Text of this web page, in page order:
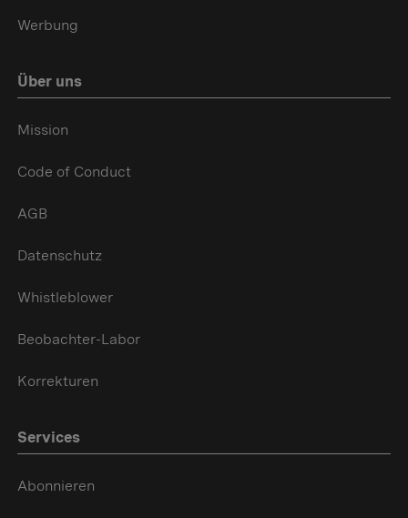
Werbung
Über uns
Mission
Code of Conduct
AGB
Datenschutz
Whistleblower
Beobachter-Labor
Korrekturen
Services
Abonnieren